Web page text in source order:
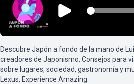
Descubre Japón a fondo de la mano de
creadores de Japonismo. Consejos para
sobre lugares, sociedad, gastronomía y
Lexus, Experience Amazing.